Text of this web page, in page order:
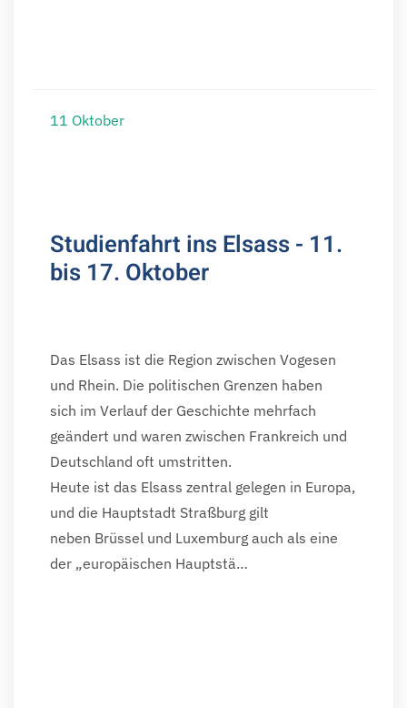
11 Oktober
Studienfahrt ins Elsass - 11.
bis 17. Oktober
Das Elsass ist die Region zwischen Vogesen
und Rhein. Die politischen Grenzen haben
sich im Verlauf der Geschichte mehrfach
geändert und waren zwischen Frankreich und
Deutschland oft umstritten.
Heute ist das Elsass zentral gelegen in Europa,
und die Hauptstadt Straßburg gilt
neben Brüssel und Luxemburg auch als eine
der „europäischen Hauptstä…